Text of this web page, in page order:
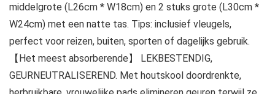
middelgrote (L26cm * W18cm) en 2 stuks grote (L30cm *
W24cm) met een natte tas. Tips: inclusief vleugels,
perfect voor reizen, buiten, sporten of dagelijks gebruik.
【Het meest absorberende】 LEKBESTENDIG,
GEURNEUTRALISEREND. Met houtskool doordrenkte,